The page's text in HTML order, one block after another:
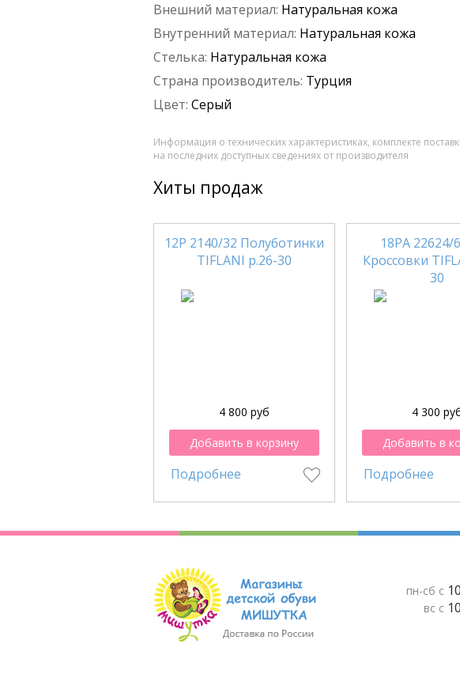
Внешний материал: Натуральная кожа
Внутренний материал: Натуральная кожа
Стелька: Натуральная кожа
Страна производитель: Турция
Цвет: Серый
Информация о технических характеристиках, комплекте
на последних доступных сведениях от производителя
Хиты продаж
12Р 2140/32 Полуботинки
TIFLANI р.26-30
4 800 руб
Добавить в корзину
Подробнее
18РА 22624/
Кроссовки
30
4 300
Добавить в
Подробнее
пн-сб с
вс с